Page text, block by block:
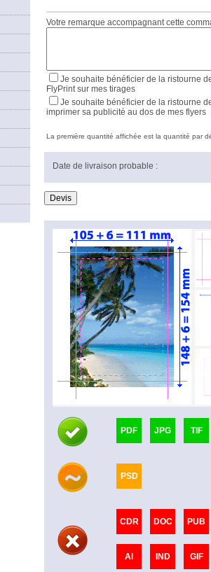
Votre remarque accompagnant cette
Je souhaite bénéficier de la ristourne
FlyPrint sur mes tirages
Je souhaite bénéficier de la ristourne
imprimer sa publicité au dos de mes flyers
La première quantité affichée est la quantité par
Date de livraison probable :
PDF JPG TIF
PSD
CDR DOC PUB
AI IND GIF